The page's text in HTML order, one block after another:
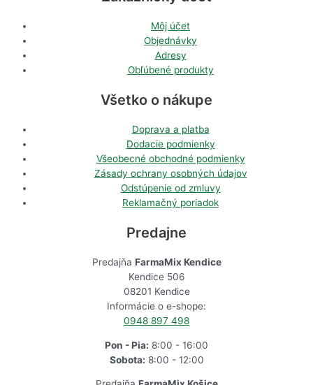
Môj účet
Objednávky
Adresy
Obľúbené produkty
Všetko o nákupe
Doprava a platba
Dodacie podmienky
Všeobecné obchodné podmienky
Zásady ochrany osobných údajov
Odstúpenie od zmluvy
Reklamačný poriadok
Predajne
Predajňa FarmaMix Kendice
Kendice 506
08201 Kendice
Informácie o e-shope:
0948 897 498
Pon - Pia: 8:00 - 16:00
Sobota: 8:00 - 12:00